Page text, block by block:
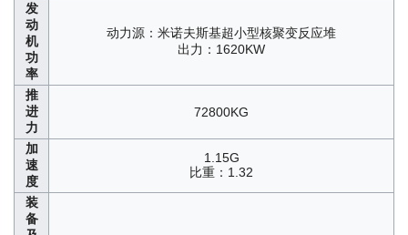
发
动
机
功
率
动力源：米诺夫斯基超小型核聚变反应堆
出力：1620KW
推
进
力
72800KG
加
速
度
1.15G
比重：1.32
装
备